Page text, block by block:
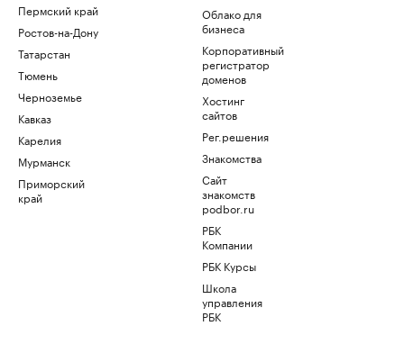
Пермский край
Ростов-на-Дону
Татарстан
Тюмень
Черноземье
Кавказ
Карелия
Мурманск
Приморский
край
Облако для
бизнеса
Корпоративный
регистратор
доменов
Хостинг
сайтов
Рег.решения
Знакомства
Сайт
знакомств
podbor.ru
РБК
Компании
РБК Курсы
Школа
управления
РБК